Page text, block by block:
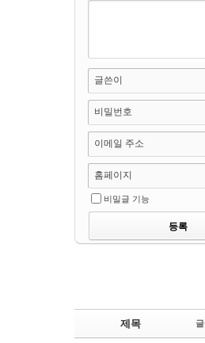
글쓴이
비밀번호
이메일 주소
홈페이지
비밀글 기능
제목